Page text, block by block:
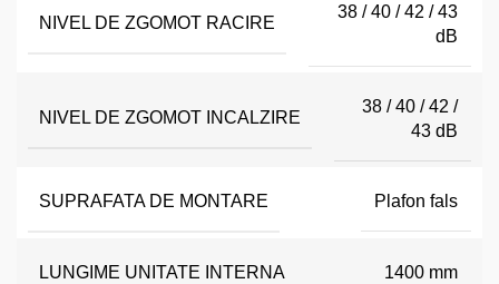
NIVEL DE ZGOMOT RACIRE
38 / 40 / 42 / 43
dB
NIVEL DE ZGOMOT INCALZIRE
38 / 40 / 42 /
43 dB
SUPRAFATA DE MONTARE Plafon fals
LUNGIME UNITATE INTERNA 1400 mm